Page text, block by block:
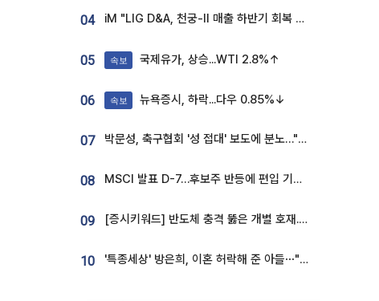
04 iM "LIG D&A, 천궁-II 매출 하반기 회복 전망…방산 톱픽 유지"
05 속보 국제유가, 상승...WTI 2.8%↑
06 속보 뉴욕증시, 하락...다우 0.85%↓
07 박문성, 축구협회 '성 접대' 보도에 분노…"다 말아먹으려고 작정했나"
08 MSCI 발표 D-7…후보주 반등에 편입 기대 재점화
09 [증시키워드] 반도체 충격 뚫은 개별 호재...포스코퓨처엠·에코프로·한화솔루션 '눈길'
10 '특종세상' 방은희, 이혼 허락해 준 아들⋯"너무 잘 커줬다" 오열